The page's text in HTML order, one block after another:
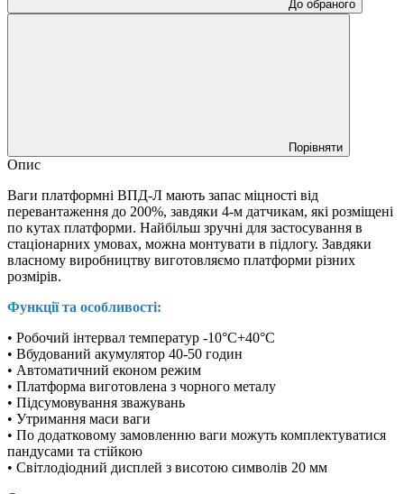
До обраного
Порівняти
Опис
Ваги платформні ВПД-Л мають запас міцності від
перевантаження до 200%, завдяки 4-м датчикам, які розміщені
по кутах платформи. Найбільш зручні для застосування в
стаціонарних умовах, можна монтувати в підлогу. Завдяки
власному виробництву виготовляємо платформи різних
розмірів.
Функції та особливості:
• Робочий інтервал температур -10°C+40°C
• Вбудований акумулятор 40-50 годин
• Автоматичний економ режим
• Платформа виготовлена з чорного металу
• Підсумовування зважувань
• Утримання маси ваги
• По додатковому замовленню ваги можуть комплектуватися
пандусами та стійкою
• Світлодіодний дисплей з висотою символів 20 мм